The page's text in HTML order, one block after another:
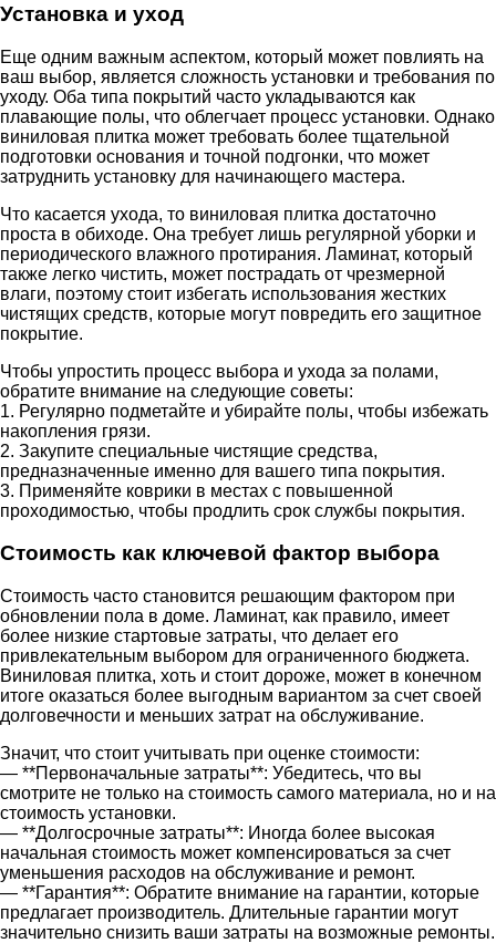
Установка и уход
Еще одним важным аспектом, который может повлиять на
ваш выбор, является сложность установки и требования по
уходу. Оба типа покрытий часто укладываются как
плавающие полы, что облегчает процесс установки. Однако
виниловая плитка может требовать более тщательной
подготовки основания и точной подгонки, что может
затруднить установку для начинающего мастера.
Что касается ухода, то виниловая плитка достаточно
проста в обиходе. Она требует лишь регулярной уборки и
периодического влажного протирания. Ламинат, который
также легко чистить, может пострадать от чрезмерной
влаги, поэтому стоит избегать использования жестких
чистящих средств, которые могут повредить его защитное
покрытие.
Чтобы упростить процесс выбора и ухода за полами,
обратите внимание на следующие советы:
1. Регулярно подметайте и убирайте полы, чтобы избежать
накопления грязи.
2. Закупите специальные чистящие средства,
предназначенные именно для вашего типа покрытия.
3. Применяйте коврики в местах с повышенной
проходимостью, чтобы продлить срок службы покрытия.
Стоимость как ключевой фактор выбора
Стоимость часто становится решающим фактором при
обновлении пола в доме. Ламинат, как правило, имеет
более низкие стартовые затраты, что делает его
привлекательным выбором для ограниченного бюджета.
Виниловая плитка, хоть и стоит дороже, может в конечном
итоге оказаться более выгодным вариантом за счет своей
долговечности и меньших затрат на обслуживание.
Значит, что стоит учитывать при оценке стоимости:
— **Первоначальные затраты**: Убедитесь, что вы
смотрите не только на стоимость самого материала, но и на
стоимость установки.
— **Долгосрочные затраты**: Иногда более высокая
начальная стоимость может компенсироваться за счет
уменьшения расходов на обслуживание и ремонт.
— **Гарантия**: Обратите внимание на гарантии, которые
предлагает производитель. Длительные гарантии могут
значительно снизить ваши затраты на возможные ремонты.